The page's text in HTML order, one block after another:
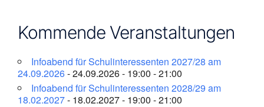
Kommende Veranstaltungen
Infoabend für Schulinteressenten 2027/28 am
24.09.2026- 24.09.2026 - 19:00 - 21:00
Infoabend für Schulinteressenten 2028/29 am
18.02.2027- 18.02.2027 - 19:00 - 21:00